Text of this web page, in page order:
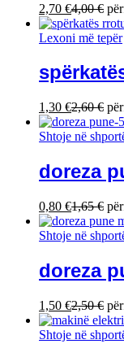
2,70 €4,00€
Lexoni më tepër
1,30 €2,60€
-
Shtoje në
doreza
0,80 €1,65€
Shtoje në
doreza
1,50 €2,50€
Shtoje në